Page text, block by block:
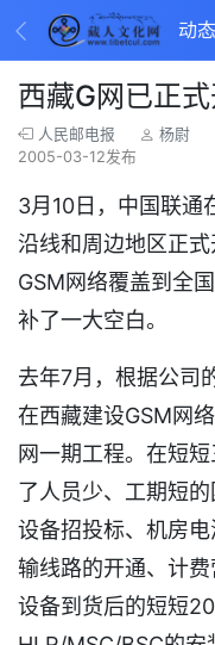
动态
西藏G网已正
人民邮电报
杨尉
2005-03-12发布
3月10日，中国联通
沿线和周边地区正
GSM网络覆盖到全
补了一大空白。
去年7月，根据公司
在西藏建设GSM网
网一期工程。在短
了人员少、工期短
设备招投标、机房
输线路的开通、计
设备到货后的短短